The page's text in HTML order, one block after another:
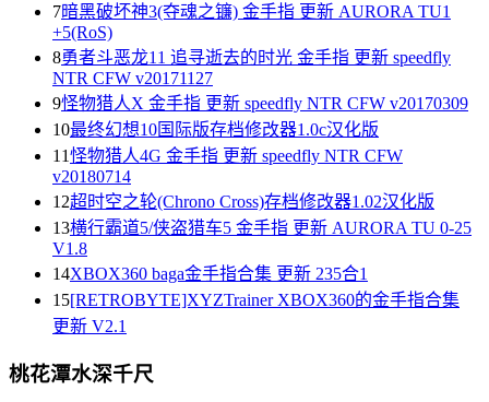
7暗黑破坏神3(夺魂之镰) 金手指 更新 AURORA TU1
+5(RoS)
8勇者斗恶龙11 追寻逝去的时光 金手指 更新 speedfly
NTR CFW v20171127
9怪物猎人X 金手指 更新 speedfly NTR CFW v20170309
10最终幻想10国际版存档修改器1.0c汉化版
11怪物猎人4G 金手指 更新 speedfly NTR CFW
v20180714
12超时空之轮(Chrono Cross)存档修改器1.02汉化版
13横行霸道5/侠盗猎车5 金手指 更新 AURORA TU 0-25
V1.8
14XBOX360 baga金手指合集 更新 235合1
15[RETROBYTE]XYZTrainer XBOX360的金手指合集
更新 V2.1
桃花潭水深千尺